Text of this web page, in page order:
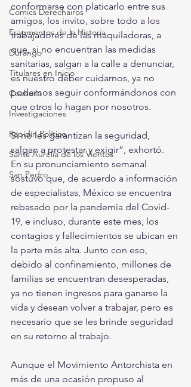
Comics Derechairos
Fragmentos de la Historia
Durango
Titulares en Inicio
Coahuila
Investigaciones
Rapidín Político
Santa Aurelia de los Vientos
San Pedro
conformarse con platicarlo entre sus
amigos, los invito, sobre todo a los
trabajadores de las maquiladoras, a
que, si no encuentran las medidas
sanitarias, salgan a la calle a denunciar,
es nuestro deber cuidarnos, ya no
podemos seguir conformándonos con
que otros lo hagan por nosotros.
Si no les garantizan la seguridad,
salgan a protestar y exigir”, exhortó.
En su pronunciamiento semanal
sostuvo que, de acuerdo a información
de especialistas, México se encuentra
rebasado por la pandemia del Covid-
19, e incluso, durante este mes, los
contagios y fallecimientos se ubican en
la parte más alta. Junto con eso,
debido al confinamiento, millones de
familias se encuentran desesperadas,
ya no tienen ingresos para ganarse la
vida y desean volver a trabajar, pero es
necesario que se les brinde seguridad
en su retorno al trabajo.
Aunque el Movimiento Antorchista en
más de una ocasión propuso al